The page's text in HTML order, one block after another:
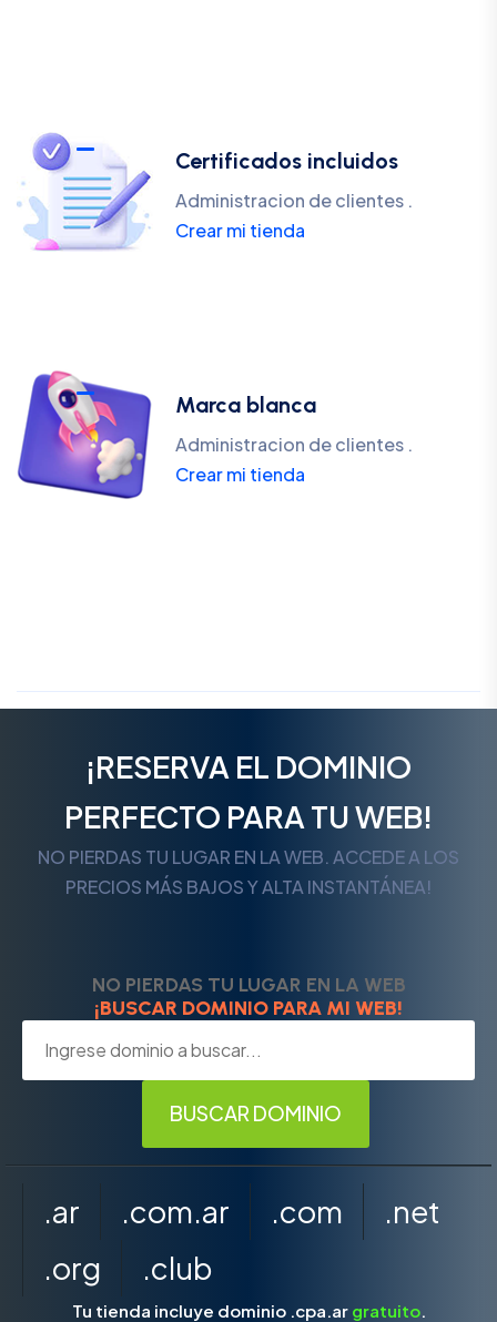
Certificados incluidos
Administracion de clientes .
Crear mi tienda
Marca blanca
Administracion de clientes .
Crear mi tienda
¡RESERVA EL DOMINIO
PERFECTO PARA TU WEB!
NO PIERDAS TU LUGAR EN LA WEB. ACCEDE A LOS
PRECIOS MÁS BAJOS Y ALTA INSTANTÁNEA!
NO PIERDAS TU LUGAR EN LA WEB
¡BUSCAR DOMINIO PARA MI WEB!
.ar .com.ar .com
.net
.org
.club
Tu tienda incluye dominio .cpa.ar gratuito.